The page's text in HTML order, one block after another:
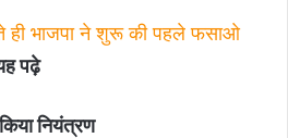
भाजपा ने शुरू की पहले फसाओ
पढ़े
नियंत्रण